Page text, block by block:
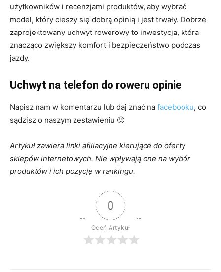
użytkowników i recenzjami produktów, aby wybrać
model, który cieszy się dobrą opinią i jest trwały. Dobrze
zaprojektowany uchwyt rowerowy to inwestycja, która
znacząco zwiększy komfort i bezpieczeństwo podczas
jazdy.
Uchwyt na telefon do roweru opinie
Napisz nam w komentarzu lub daj znać na facebooku, co
sądzisz o naszym zestawieniu 🙂
Artykuł zawiera linki afiliacyjne kierujące do oferty
sklepów internetowych. Nie wpływają one na wybór
produktów i ich pozycję w rankingu.
0
Oceń Artykuł